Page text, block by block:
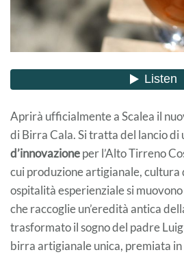
Aprirà ufficialmente a Scalea il
di Birra Cala. Si tratta del lancio di
d’innovazioneper l’Alto Tirreno
cui produzione artigianale,
ospitalità esperienziale si muovono
che raccoglie un’eredità antica
trasformato il sogno del padre
birra artigianale unica, premiata in